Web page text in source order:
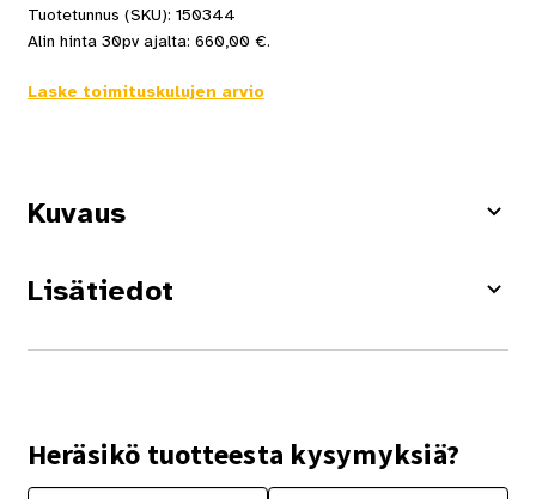
Tuotetunnus (SKU): 150344
Alin hinta 30pv ajalta: 660,00 €.
Laske toimituskulujen arvio
Kuvaus
Lisätiedot
Heräsikö tuotteesta kysymyksiä?